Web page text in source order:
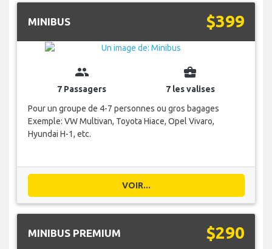
MINIBUS $399
group
7 Passagers
business_center
7 les valises
Pour un groupe de 4-7 personnes ou gros bagages
Exemple: VW Multivan, Toyota Hiace, Opel Vivaro,
Hyundai H-1, etc.
VOIR...
MINIBUS PREMIUM $290